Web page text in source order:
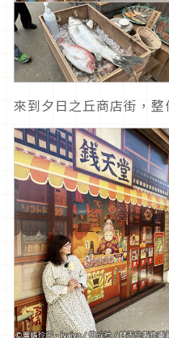
來到夕日之丘商店街，整